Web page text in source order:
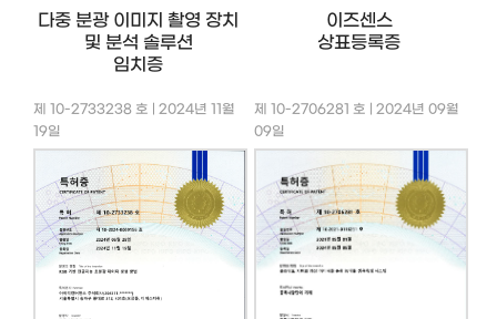
다중 분광 이미지 촬영 장치
및 분석 솔루션
임치증
이즈센스
상표등록증
제 10-2733238 호 | 2024년 11월
19일
제 10-2706281 호 | 2024년 09월
09일